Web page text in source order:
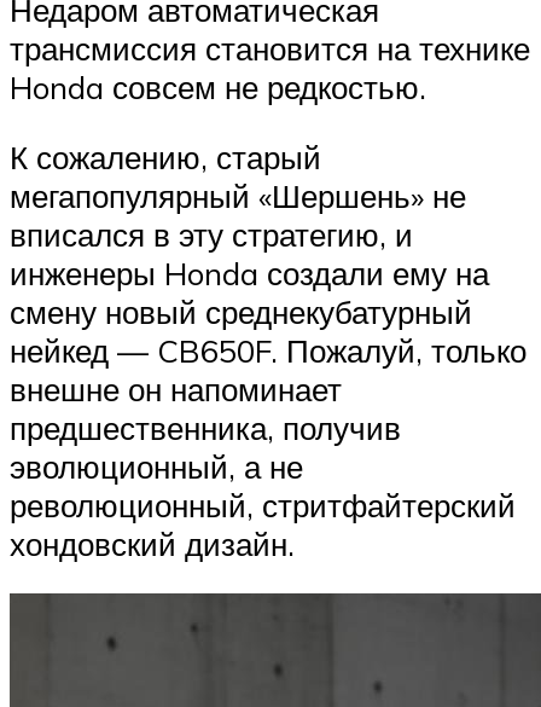
Недаром автоматическая
трансмиссия становится на технике
Honda совсем не редкостью.
К сожалению, старый
мегапопулярный «Шершень» не
вписался в эту стратегию, и
инженеры Honda создали ему на
смену новый среднекубатурный
нейкед — CB650F. Пожалуй, только
внешне он напоминает
предшественника, получив
эволюционный, а не
революционный, стритфайтерский
хондовский дизайн.